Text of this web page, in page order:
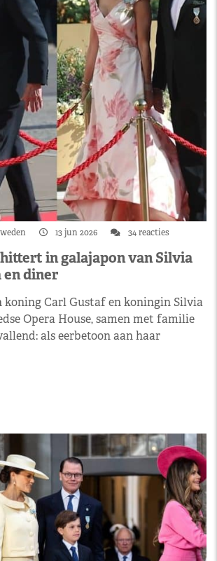
13 jun 2026 34 reacties
in galajapon van Silvia
diner
koning Carl Gustaf en koningin Silvia
Opera House, samen met familie
als eerbetoon aan haar